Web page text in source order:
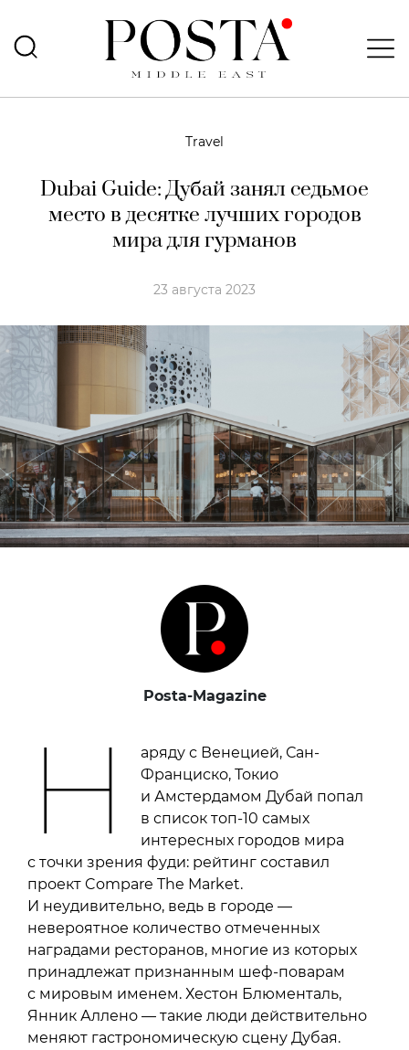
Travel
Dubai Guide: Дубай занял седьмое
место в десятке лучших городов
мира для гурманов
23 августа 2023
Posta-Magazine
Н
аряду с Венецией, Сан-
Франциско, Токио
и Амстердамом Дубай попал
в список топ-10 самых
интересных городов мира
с точки зрения фуди: рейтинг составил
проект Compare The Market.
И неудивительно, ведь в городе —
невероятное количество отмеченных
наградами ресторанов, многие из которых
принадлежат признанным шеф-поварам
с мировым именем. Хестон Блюменталь,
Янник Аллено — такие люди действительно
меняют гастрономическую сцену Дубая.